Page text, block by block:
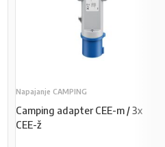
Napajanje CAMPING
Camping adapter CEE-m / 3x
CEE-ž